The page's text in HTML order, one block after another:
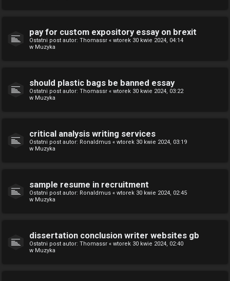
pay for custom expository essay on brexit
Ostatni post autor: Thomassr « wtorek 30 kwie 2024, 04:14
w Muzyka
should plastic bags be banned essay
Ostatni post autor: Thomassr « wtorek 30 kwie 2024, 03:22
w Muzyka
critical analysis writing services
Ostatni post autor: Ronaldmus « wtorek 30 kwie 2024, 03:19
w Muzyka
sample resume in recruitment
Ostatni post autor: Ronaldmus « wtorek 30 kwie 2024, 02:45
w Muzyka
dissertation conclusion writer websites gb
Ostatni post autor: Thomassr « wtorek 30 kwie 2024, 02:40
w Muzyka